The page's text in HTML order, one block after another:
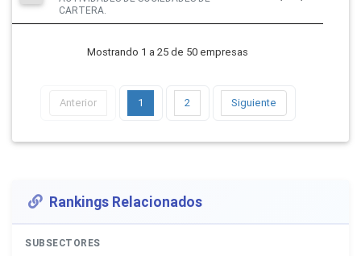
CARTERA.
Mostrando 1 a 25 de 50 empresas
Anterior 1 2 Siguiente
Rankings Relacionados
SUBSECTORES